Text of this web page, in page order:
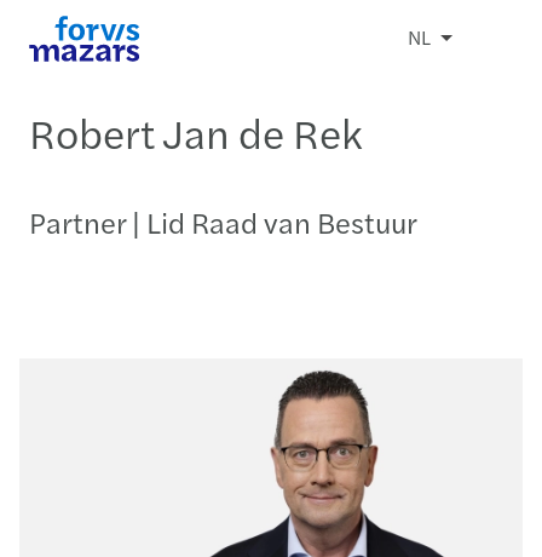
NL
Robert Jan de Rek
Partner | Lid Raad van Bestuur